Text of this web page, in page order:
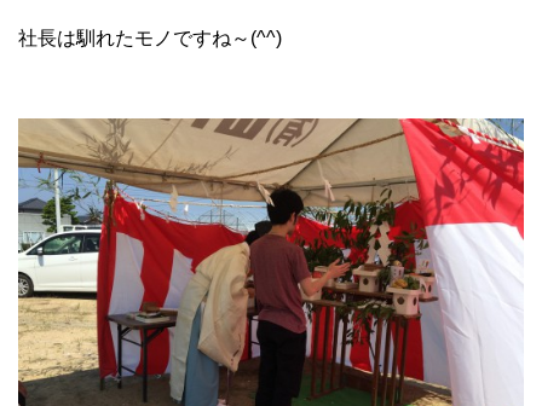
社長は馴れたモノですね～(^^)